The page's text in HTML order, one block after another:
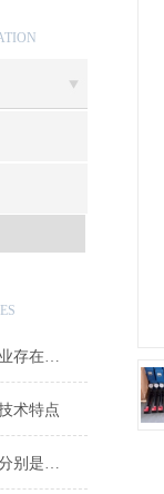
浅析超高压手动泵设备行业存在四大问题
术特点
超高压手动泵的技术特点分别是什么呢？